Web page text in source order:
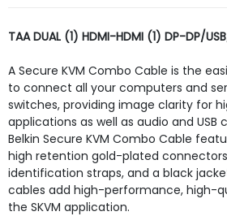
TAA DUAL (1) HDMI-HDMI (1) DP-DP/
A Secure KVM Combo Cable is the
to connect all your computers and
switches, providing image clarity for
applications as well as audio and USB
Belkin Secure KVM Combo Cable
high retention gold-plated
identification straps, and a black
cables add high-performance, high-
the SKVM application.